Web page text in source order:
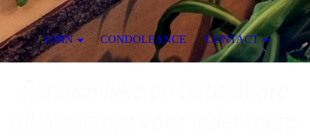
JOHN CONDOLEANCE CONTACT